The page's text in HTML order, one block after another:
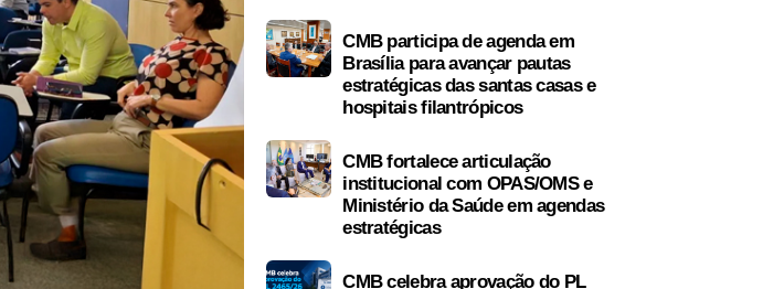
CMB participa de agenda em
Brasília para avançar pautas
estratégicas das santas casas e
hospitais filantrópicos
CMB fortalece articulação
institucional com OPAS/OMS e
Ministério da Saúde em agendas
estratégicas
CMB celebra aprovação do PL